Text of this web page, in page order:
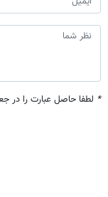
* لطفا حاصل عبارت را در